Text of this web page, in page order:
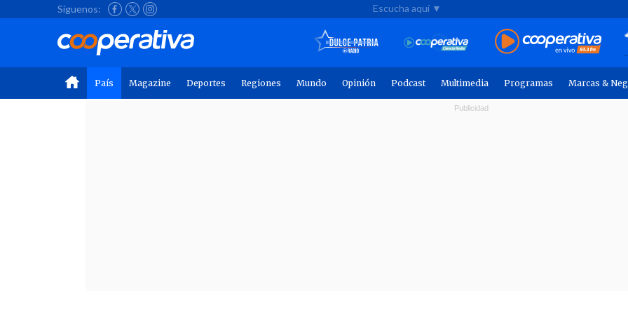
Síguenos: Escucha aquí ▼
País Magazine Deportes Regiones Mundo Opinión Podcast Multimedia Programas Marcas &